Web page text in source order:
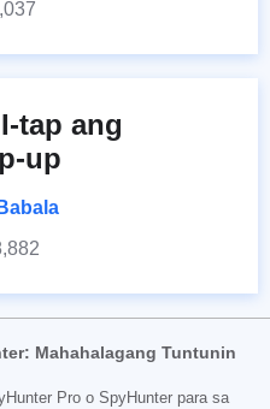
tap ang
up
Mahahalagang Tuntunin
Pro o SpyHunter para sa